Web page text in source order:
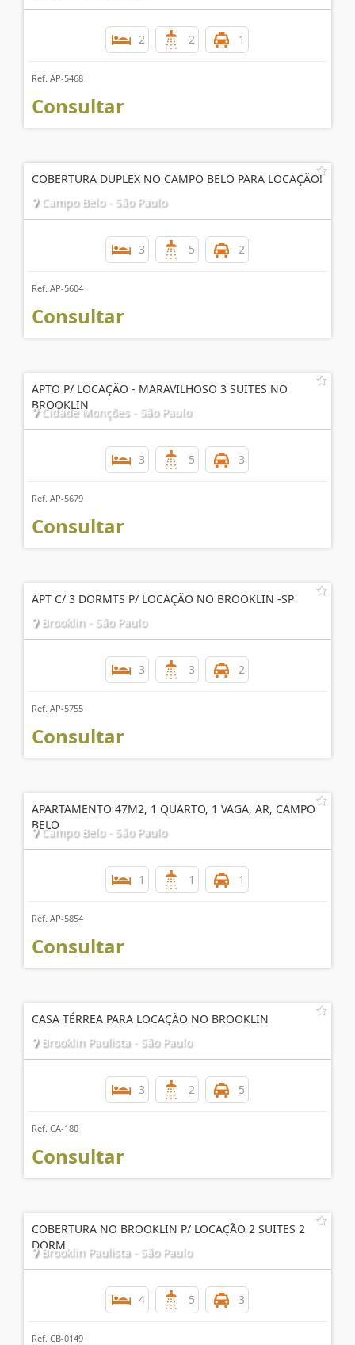
2 2 1
Ref. AP-5468
Consultar
COBERTURA DUPLEX NO CAMPO BELO PARA LOCAÇÃO!
Campo Belo - São Paulo
3 5 2
Ref. AP-5604
Consultar
APTO P/ LOCAÇÃO - MARAVILHOSO 3 SUITES NO
BROOKLIN
Cidade Monções - São Paulo
3 5 3
Ref. AP-5679
Consultar
APT C/ 3 DORMTS P/ LOCAÇÃO NO BROOKLIN -SP
Brooklin - São Paulo
3 3 2
Ref. AP-5755
Consultar
APARTAMENTO 47M2, 1 QUARTO, 1 VAGA, AR, CAMPO
BELO
Campo Belo - São Paulo
1 1 1
Ref. AP-5854
Consultar
CASA TÉRREA PARA LOCAÇÃO NO BROOKLIN
Brooklin Paulista - São Paulo
3 2 5
Ref. CA-180
Consultar
COBERTURA NO BROOKLIN P/ LOCAÇÃO 2 SUITES 2
DORM
Brooklin Paulista - São Paulo
4 5 3
Ref. CB-0149